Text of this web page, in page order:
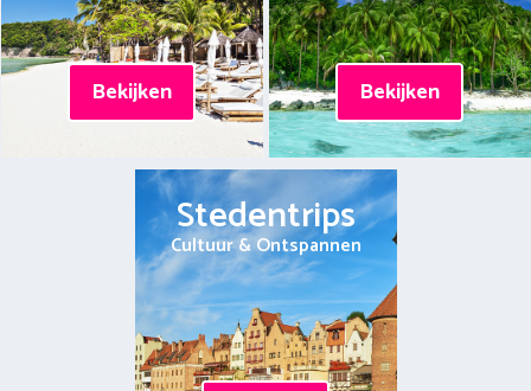
Bekijken Bekijken
Stedentrips
Cultuur & Ontspannen